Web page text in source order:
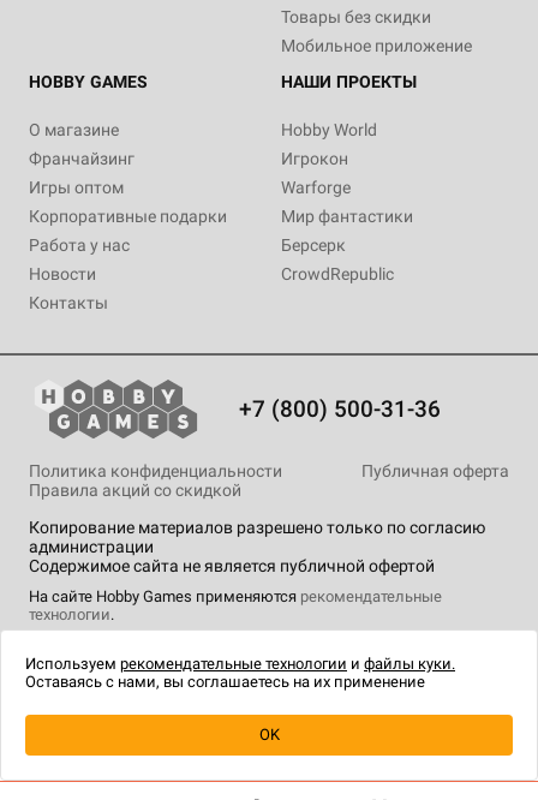
Уведомить о наличии
Товары без скидки
Мобильное приложение
HOBBY GAMES
О магазине
Франчайзинг
Игры оптом
Корпоративные подарки
Работа у нас
Новости
Контакты
НАШИ ПРОЕКТЫ
Hobby World
Игрокон
Warforge
Мир фантастики
Берсерк
CrowdRepublic
+7 (800) 500-31-36
Копирование материалов разрешено только по согласию
администрации
Содержимое сайта не является публичной офертой
Политика конфиденциальности
Публичная оферта
Правила акций со скидкой
На сайте Hobby Games применяются рекомендательные
технологии.
Используем рекомендательные технологии и файлы куки.
Оставаясь с нами, вы соглашаетесь на их применение
OK